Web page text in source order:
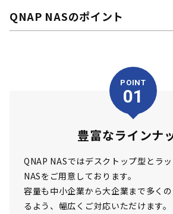
QNAP NASのポイント
POINT
01
豊富なラインナ
QNAP NASではデスクトップ型とラ
NASをご用意しております。
容量も中小企業から大企業まで多く
るよう、幅広くご対応いただけます。